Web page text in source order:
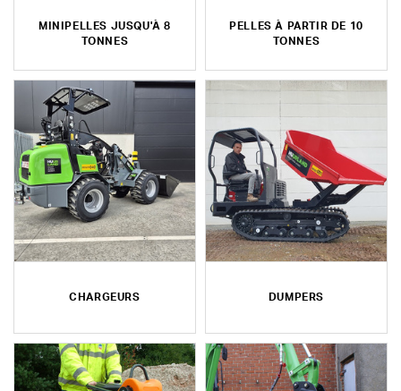
MINIPELLES JUSQU'À 8
TONNES
PELLES À PARTIR DE 10
TONNES
CHARGEURS DUMPERS